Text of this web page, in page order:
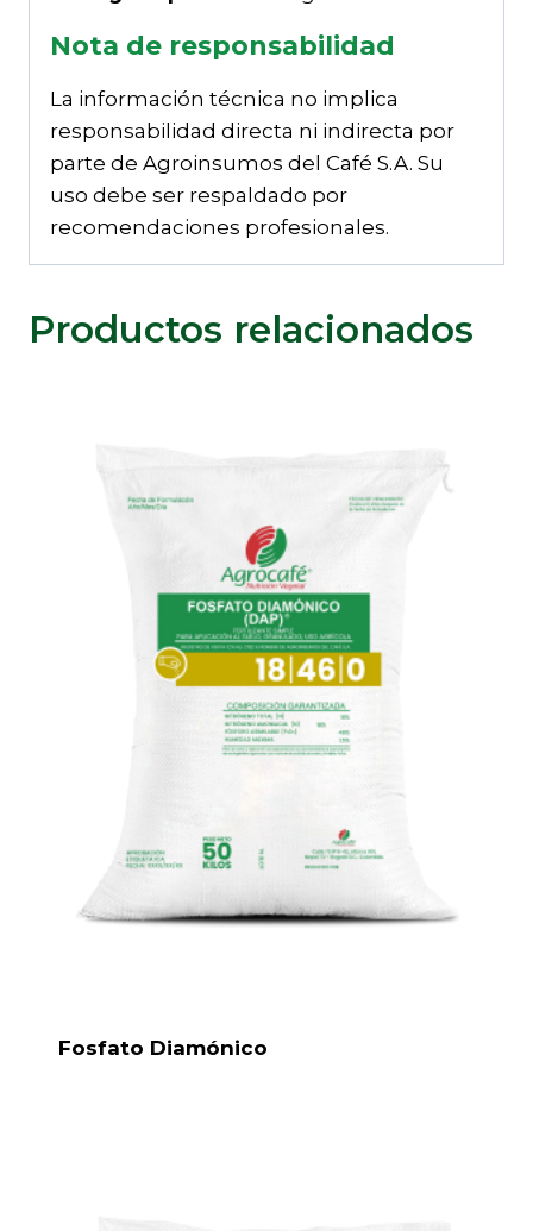
Nota de responsabilidad
La información técnica no implica
responsabilidad directa ni indirecta por
parte de Agroinsumos del Café S.A. Su
uso debe ser respaldado por
recomendaciones profesionales.
Productos relacionados
Fosfato Diamónico